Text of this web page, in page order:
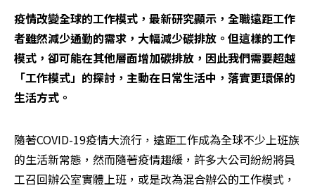
疫情改變全球的工作模式，最新研究顯示，全職遠距工作
者雖然減少通勤的需求，大幅減少碳排放。但這樣的工作
模式，卻可能在其他層面增加碳排放，因此我們需要超越
「工作模式」的探討，主動在日常生活中，落實更環保的
生活方式。
隨著COVID-19疫情大流行，遠距工作成為全球不少上班族
的生活新常態，然而隨著疫情趨緩，許多大公司紛紛將員
工召回辦公室實體上班，或是改為混合辦公的工作模式，